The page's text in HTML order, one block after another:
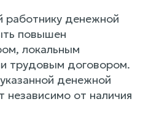
работнику денежной
повышен
локальным
трудовым договором.
денежной
независимо от наличия